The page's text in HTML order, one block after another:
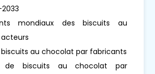
mondiaux des biscuits au
biscuits au chocolat par fabricants
de biscuits au chocolat par